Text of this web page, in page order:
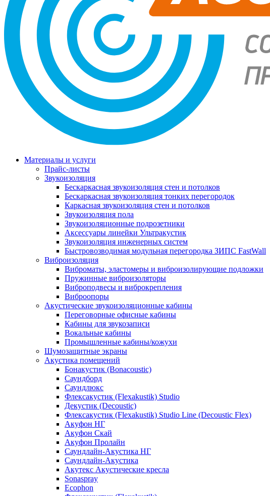
Материалы и услуги
Прайс-листы
Звукоизоляция
Бескаркасная звукоизоляция стен и потолков
Бескаркасная звукоизоляция тонких перегородок
Каркасная звукоизоляция стен и потолков
Звукоизоляция пола
Звукоизоляционные подрозетники
Аксессуары линейки Ультракустик
Звукоизоляция инженерных систем
Быстровозводимая модульная перегородка ЗИПС FastWall
Виброизоляция
Виброматы, эластомеры и виброизолирующие подложки
Пружинные виброизоляторы
Виброподвесы и виброкрепления
Виброопоры
Акустические звукоизоляционные кабины
Переговорные офисные кабины
Кабины для звукозаписи
Вокальные кабины
Промышленные кабины/кожухи
Шумозащитные экраны
Акустика помещений
Бонакустик (Bonacoustic)
Саундборд
Саундлюкс
Флексакустик (Flexakustik) Studio
Декустик (Decoustic)
Флексакустик (Flexakustik) Studio Line (Decoustic Flex)
Акуфон НГ
Акуфон Скай
Акуфон Пролайн
Саундлайн-Акустика НГ
Саундлайн-Акустика
Акутекс Акустические кресла
Sonaspray
Ecophon